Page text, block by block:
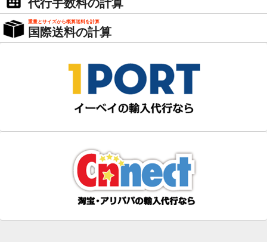
代行手数料の計算
重量とサイズから概算送料を計算
国際送料の計算